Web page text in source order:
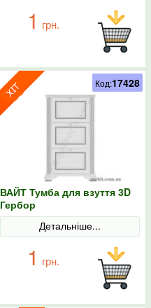
1 грн.
ВАЙТ Тумба для взуття 3D
Гербор
Детальніше...
1 грн.
Код:17428